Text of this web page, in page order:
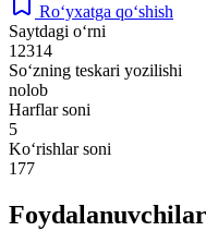
Ro‘yxatga qo‘shish
Saytdagi o‘rni
12314
So‘zning teskari yozilishi
nolob
Harflar soni
5
Ko‘rishlar soni
177